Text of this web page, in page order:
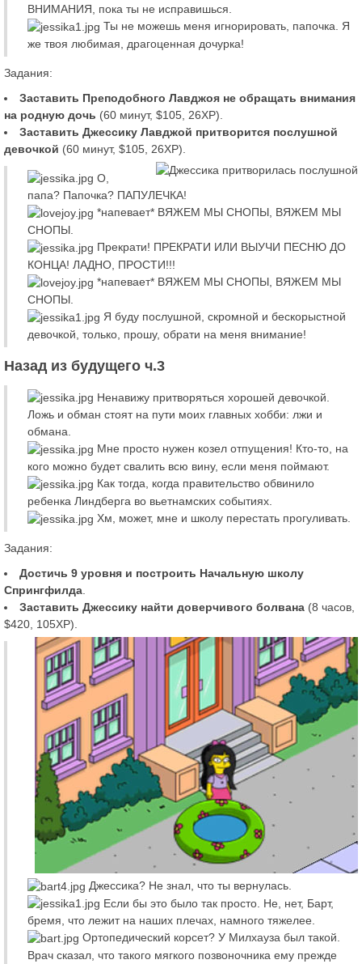
ВНИМАНИЯ, пока ты не исправишься.
Ты не можешь меня игнорировать, папочка. Я
же твоя любимая, драгоценная дочурка!
Задания:
Заставить Преподобного Лавджоя не обращать внимания
на родную дочь (60 минут, $105, 26XP).
Заставить Джессику Лавджой притворится послушной
девочкой (60 минут, $105, 26XP).
О,
папа? Папочка? ПАПУЛЕЧКА!
*напевает* ВЯЖЕМ МЫ СНОПЫ, ВЯЖЕМ МЫ
СНОПЫ.
Прекрати! ПРЕКРАТИ ИЛИ ВЫУЧИ ПЕСНЮ ДО
КОНЦА! ЛАДНО, ПРОСТИ!!!
*напевает* ВЯЖЕМ МЫ СНОПЫ, ВЯЖЕМ МЫ
СНОПЫ.
Я буду послушной, скромной и бескорыстной
девочкой, только, прошу, обрати на меня внимание!
Назад из будущего ч.3
Ненавижу притворяться хорошей девочкой.
Ложь и обман стоят на пути моих главных хобби: лжи и
обмана.
Мне просто нужен козел отпущения! Кто-то, на
кого можно будет свалить всю вину, если меня поймают.
Как тогда, когда правительство обвинило
ребенка Линдберга во вьетнамских событиях.
Хм, может, мне и школу перестать прогуливать.
Задания:
Достичь 9 уровня и построить Начальную школу
Спрингфилда
Заставить Джессику найти доверчивого болвана (8 часов,
$420, 105XP).
Джессика? Не знал, что ты вернулась.
Если бы это было так просто. Не, нет, Барт,
бремя, что лежит на наших плечах, намного тяжелее.
Ортопедический корсет? У Милхауза был такой.
Врач сказал, что такого мягкого позвоночника ему прежде